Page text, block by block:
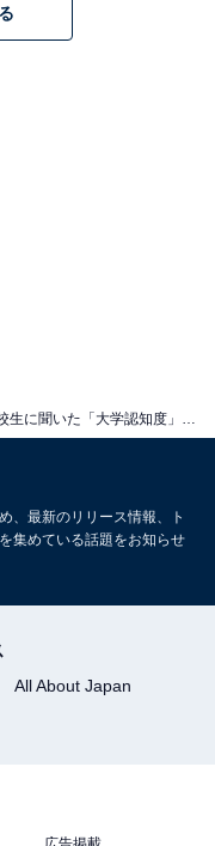
関西の高校生に聞いた「大学認知度」ランキング！ 2位「同志社大学」、1位は？
、最新のリリース情報、ト
集めている話題をお知らせ
All About Japan